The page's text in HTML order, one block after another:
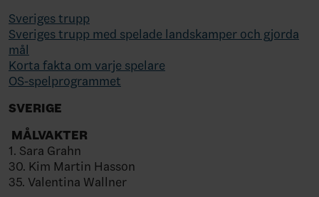
Sveriges trupp
Sveriges trupp med spelade landskamper och gjorda
mål
Korta fakta om varje spelare
OS-spelprogrammet
SVERIGE
MÅLVAKTER
1. Sara Grahn
30. Kim Martin Hasson
35. Valentina Wallner